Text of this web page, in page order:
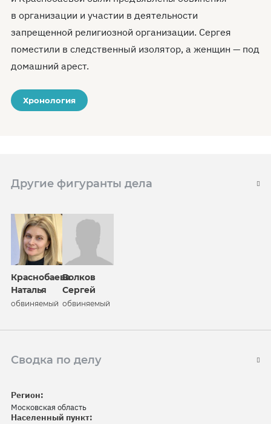
в организации и участии в деятельности
запрещенной религиозной организации. Сергея
поместили в следственный изолятор, а женщин — под
домашний арест.
Хронология
Другие фигуранты дела
Краснобаева
Наталья
обвиняемый
Волков
Сергей
обвиняемый
Сводка по делу
Регион:
Московская область
Населенный пункт: